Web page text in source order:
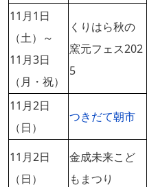
11月1日
（土）～
11月3日
（月・祝）
くりはら秋の
窯元フェス202
5
11月2日
（日）
つきだて朝市
11月2日
（日）
金成未来こど
もまつり